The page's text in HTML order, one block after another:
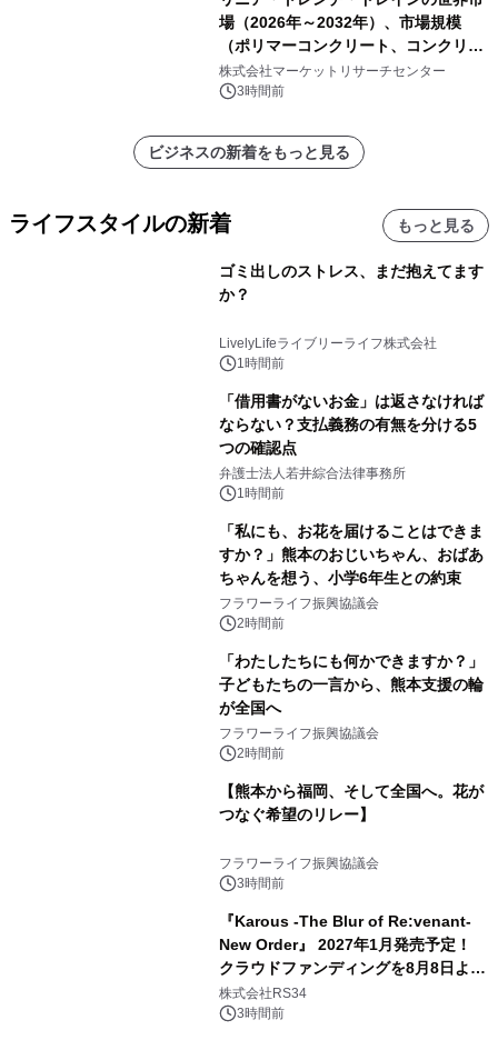
場（2026年～2032年）、市場規模
（ポリマーコンクリート、コンクリー
ト、プラスチック、金属）・分析レポ
ートを発表
株式会社マーケットリサーチセンター
3時間前
ビジネスの新着をもっと見る
ライフスタイルの新着 もっと見る
ゴミ出しのストレス、まだ抱えてます
か？
LivelyLifeライブリーライフ株式会社
1時間前
「借用書がないお金」は返さなければ
ならない？支払義務の有無を分ける5
つの確認点
弁護士法人若井綜合法律事務所
1時間前
「私にも、お花を届けることはできま
すか？」熊本のおじいちゃん、おばあ
ちゃんを想う、小学6年生との約束
フラワーライフ振興協議会
2時間前
「わたしたちにも何かできますか？」
子どもたちの一言から、熊本支援の輪
が全国へ
フラワーライフ振興協議会
2時間前
【熊本から福岡、そして全国へ。花が
つなぐ希望のリレー】
フラワーライフ振興協議会
3時間前
『Karous -The Blur of Re:venant-
New Order』 2027年1月発売予定！
クラウドファンディングを8月8日より
開始
株式会社RS34
3時間前